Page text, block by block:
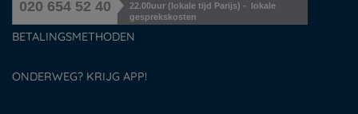
020 654 52 40
22.00uur (lokale tijd Parijs) - lokale
gesprekskosten
BETALINGSMETHODEN
ONDERWEG? KRIJG APP!